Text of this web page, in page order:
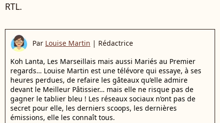
RTL.
Par Louise Martin | Rédactrice
Koh Lanta, Les Marseillais mais aussi Mariés au Premier
regards… Louise Martin est une télévore qui essaye, à ses
heures perdues, de refaire les gâteaux qu’elle admire
devant le Meilleur Pâtissier… mais elle ne risque pas de
gagner le tablier bleu ! Les réseaux sociaux n’ont pas de
secret pour elle, les derniers scoops, les dernières
émissions, elle les connaît tous.